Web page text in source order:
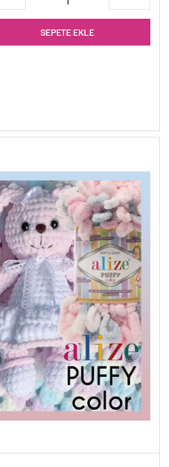
SEPETE EKLE